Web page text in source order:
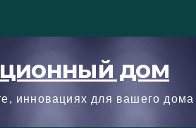
дом
инновациях для вашего дома